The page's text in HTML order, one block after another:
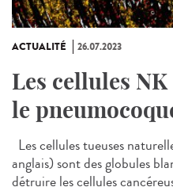
ACTUALITÉ 26.07.2023
Les cellules
le
Les cellules tueuses
anglais) sont des globules
détruire les cellules